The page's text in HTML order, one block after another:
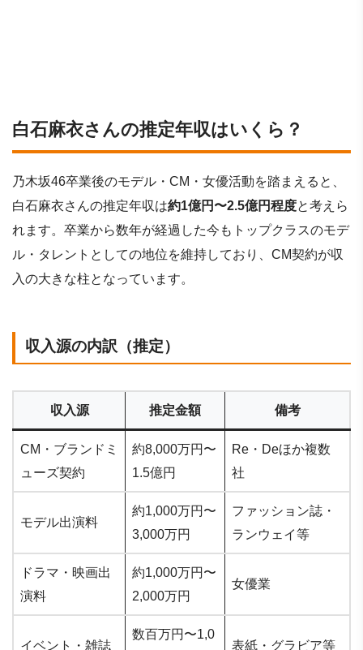
白石麻衣さんの推定年収はいくら？
乃木坂46卒業後のモデル・CM・女優活動を踏まえると、
白石麻衣さんの推定年収は約1億円〜2.5億円程度と考えら
れます。卒業から数年が経過した今もトップクラスのモデ
ル・タレントとしての地位を維持しており、CM契約が収
入の大きな柱となっています。
収入源の内訳（推定）
収入源 推定金額 備考
CM・ブランドミ
ューズ契約
約8,000万円〜
1.5億円
Re・Deほか複数
社
モデル出演料
約1,000万円〜
3,000万円
ファッション誌・
ランウェイ等
ドラマ・映画出
演料
約1,000万円〜
2,000万円
女優業
イベント・雑誌
数百万円〜1,0
表紙・グラビア等